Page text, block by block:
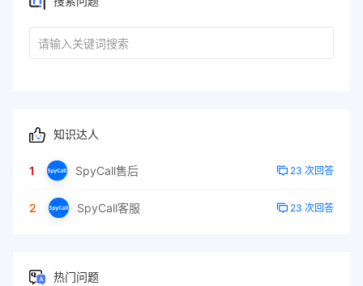
知识达人
1 SpyCall售后 23 次回答
2 SpyCall客服 23 次回答
热门问题